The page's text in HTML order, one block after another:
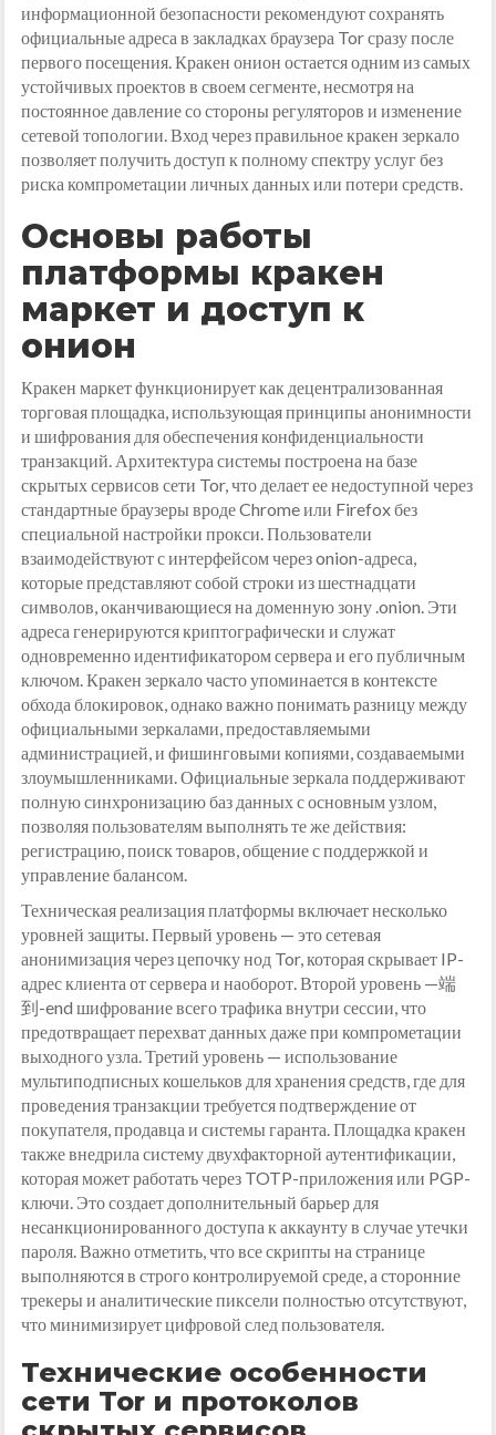
информационной безопасности рекомендуют сохранять
официальные адреса в закладках браузера Tor сразу после
первого посещения. Кракен онион остается одним из самых
устойчивых проектов в своем сегменте, несмотря на
постоянное давление со стороны регуляторов и изменение
сетевой топологии. Вход через правильное кракен зеркало
позволяет получить доступ к полному спектру услуг без
риска компрометации личных данных или потери средств.
Основы работы
платформы кракен
маркет и доступ к
онион
Кракен маркет функционирует как децентрализованная
торговая площадка, использующая принципы анонимности
и шифрования для обеспечения конфиденциальности
транзакций. Архитектура системы построена на базе
скрытых сервисов сети Tor, что делает ее недоступной через
стандартные браузеры вроде Chrome или Firefox без
специальной настройки прокси. Пользователи
взаимодействуют с интерфейсом через onion-адреса,
которые представляют собой строки из шестнадцати
символов, оканчивающиеся на доменную зону .onion. Эти
адреса генерируются криптографически и служат
одновременно идентификатором сервера и его публичным
ключом. Кракен зеркало часто упоминается в контексте
обхода блокировок, однако важно понимать разницу между
официальными зеркалами, предоставляемыми
администрацией, и фишинговыми копиями, создаваемыми
злоумышленниками. Официальные зеркала поддерживают
полную синхронизацию баз данных с основным узлом,
позволяя пользователям выполнять те же действия:
регистрацию, поиск товаров, общение с поддержкой и
управление балансом.
Техническая реализация платформы включает несколько
уровней защиты. Первый уровень — это сетевая
анонимизация через цепочку нод Tor, которая скрывает IP-
адрес клиента от сервера и наоборот. Второй уровень —端
到-end шифрование всего трафика внутри сессии, что
предотвращает перехват данных даже при компрометации
выходного узла. Третий уровень — использование
мультиподписных кошельков для хранения средств, где для
проведения транзакции требуется подтверждение от
покупателя, продавца и системы гаранта. Площадка кракен
также внедрила систему двухфакторной аутентификации,
которая может работать через TOTP-приложения или PGP-
ключи. Это создает дополнительный барьер для
несанкционированного доступа к аккаунту в случае утечки
пароля. Важно отметить, что все скрипты на странице
выполняются в строго контролируемой среде, а сторонние
трекеры и аналитические пиксели полностью отсутствуют,
что минимизирует цифровой след пользователя.
Технические особенности
сети Tor и протоколов